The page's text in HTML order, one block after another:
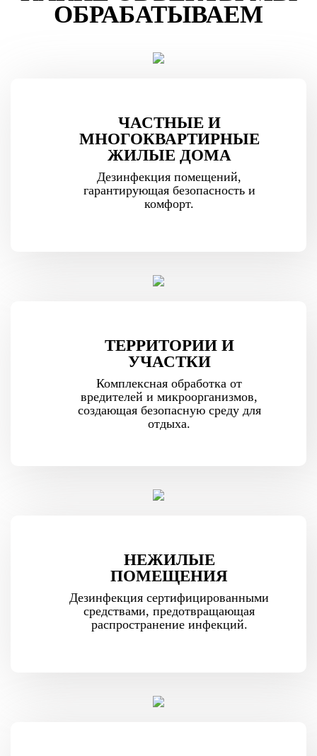
ОБРАБАТЫВАЕМ
ЧАСТНЫЕ И
МНОГОКВАРТИРНЫЕ
ЖИЛЫЕ ДОМА
Дезинфекция помещений,
гарантирующая безопасность и
комфорт.
ТЕРРИТОРИИ И
УЧАСТКИ
Комплексная обработка от
вредителей и микроорганизмов,
создающая безопасную среду для
отдыха.
НЕЖИЛЫЕ
ПОМЕЩЕНИЯ
Дезинфекция сертифицированными
средствами, предотвращающая
распространение инфекций.